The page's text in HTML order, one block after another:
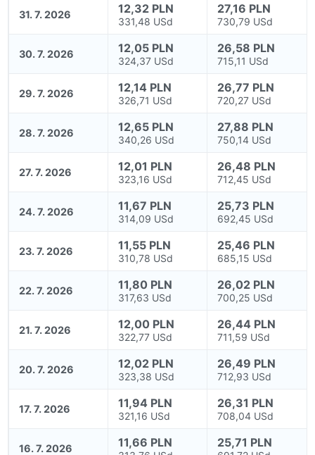
31. 7. 2026 12,32 PLN
331,48 USd
27,16 PLN
730,79 USd
30. 7. 2026 12,05 PLN
324,37 USd
26,58 PLN
715,11 USd
29. 7. 2026 12,14 PLN
326,71 USd
26,77 PLN
720,27 USd
28. 7. 2026 12,65 PLN
340,26 USd
27,88 PLN
750,14 USd
27. 7. 2026 12,01 PLN
323,16 USd
26,48 PLN
712,45 USd
24. 7. 2026 11,67 PLN
314,09 USd
25,73 PLN
692,45 USd
23. 7. 2026 11,55 PLN
310,78 USd
25,46 PLN
685,15 USd
22. 7. 2026 11,80 PLN
317,63 USd
26,02 PLN
700,25 USd
21. 7. 2026 12,00 PLN
322,77 USd
26,44 PLN
711,59 USd
20. 7. 2026 12,02 PLN
323,38 USd
26,49 PLN
712,93 USd
17. 7. 2026 11,94 PLN
321,16 USd
26,31 PLN
708,04 USd
16. 7. 2026 11,66 PLN 25,71 PLN